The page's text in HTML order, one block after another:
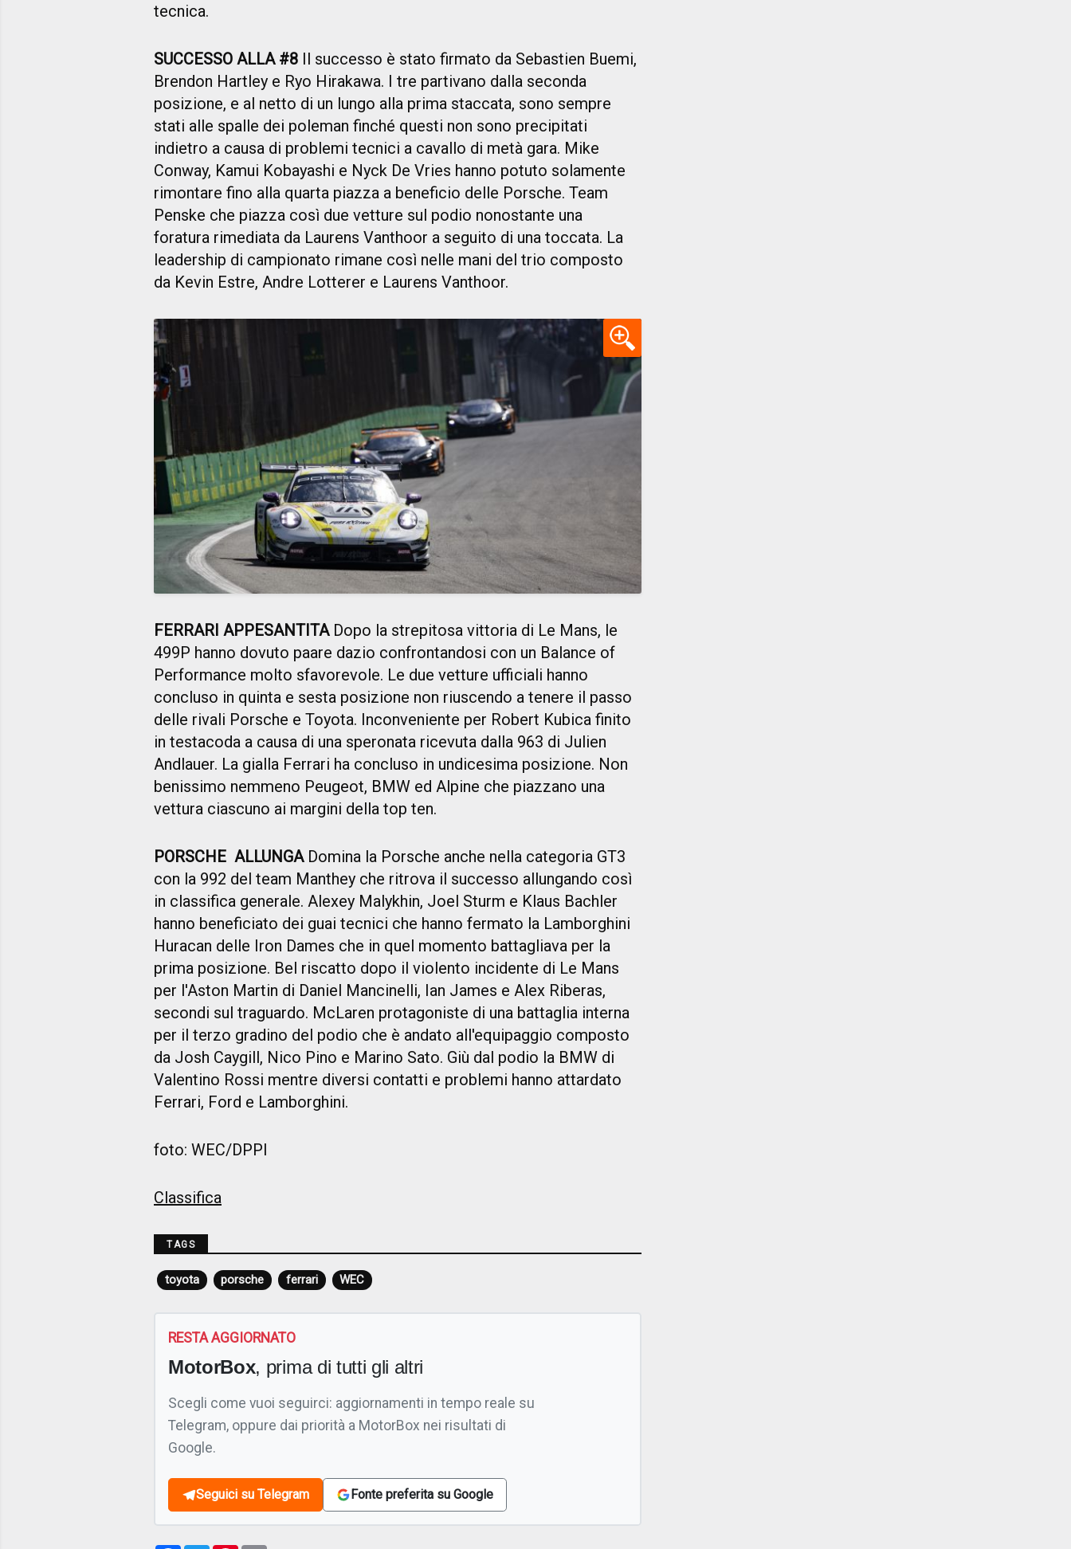
tecnica.
SUCCESSO ALLA #8 Il successo è stato firmato da Sebastien Buemi,
Brendon Hartley e Ryo Hirakawa. I tre partivano dalla seconda
posizione, e al netto di un lungo alla prima staccata, sono sempre
stati alle spalle dei poleman finché questi non sono precipitati
indietro a causa di problemi tecnici a cavallo di metà gara. Mike
Conway, Kamui Kobayashi e Nyck De Vries hanno potuto solamente
rimontare fino alla quarta piazza a beneficio delle Porsche. Team
Penske che piazza così due vetture sul podio nonostante una
foratura rimediata da Laurens Vanthoor a seguito di una toccata. La
leadership di campionato rimane così nelle mani del trio composto
da Kevin Estre, Andre Lotterer e Laurens Vanthoor.
FERRARI APPESANTITADopo la strepitosa vittoria di Le Mans, le
499P hanno dovuto paare dazio confrontandosi con un Balance of
Performance molto sfavorevole. Le due vetture ufficiali hanno
concluso in quinta e sesta posizione non riuscendo a tenere il passo
delle rivali Porsche e Toyota. Inconveniente per Robert Kubica finito
in testacoda a causa di una speronata ricevuta dalla 963 di Julien
Andlauer. La gialla Ferrari ha concluso in undicesima posizione. Non
benissimo nemmeno Peugeot, BMW ed Alpine che piazzano una
vettura ciascuno ai margini della top ten.
PORSCHE ALLUNGADomina la Porsche anche nella categoria GT3
con la 992 del team Manthey che ritrova il successo allungando così
in classifica generale. Alexey Malykhin, Joel Sturm e Klaus Bachler
hanno beneficiato dei guai tecnici che hanno fermato la Lamborghini
Huracan delle Iron Dames che in quel momento battagliava per la
prima posizione. Bel riscatto dopo il violento incidente di Le Mans
per l'Aston Martin di Daniel Mancinelli, Ian James e Alex Riberas,
secondi sul traguardo. McLaren protagoniste di una battaglia interna
per il terzo gradino del podio che è andato all'equipaggio composto
da Josh Caygill, Nico Pino e Marino Sato. Giù dal podio la BMW di
Valentino Rossi mentre diversi contatti e problemi hanno attardato
Ferrari, Ford e Lamborghini.
foto: WEC/DPPI
Classifica
TAGS
toyota porsche ferrari WEC
RESTA AGGIORNATO
MotorBox, prima di tutti gli altri
Scegli come vuoi seguirci: aggiornamenti in tempo reale su
Telegram, oppure dai priorità a MotorBox nei risultati di
Google.
Seguici su Telegram Fonte preferita su Google